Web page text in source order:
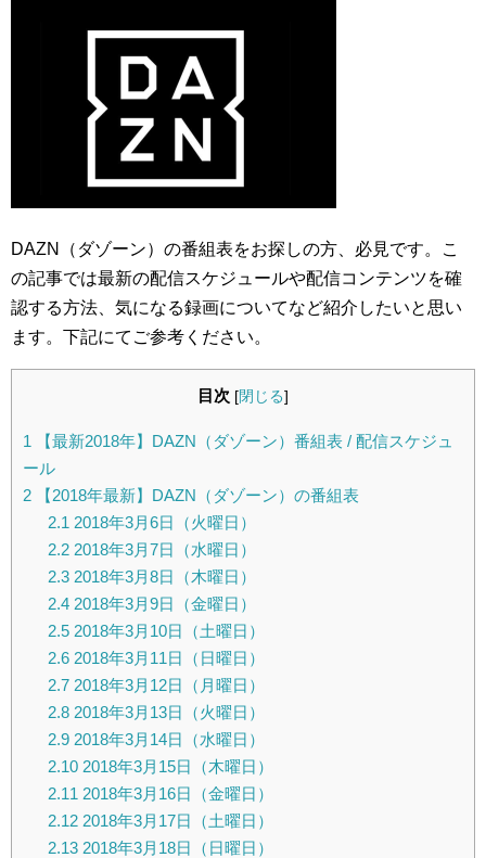
DAZN（ダゾーン）の番組表をお探しの方、必見です。こ
の記事では最新の配信スケジュールや配信コンテンツを確
認する方法、気になる録画についてなど紹介したいと思い
ます。下記にてご参考ください。
目次 [閉じる]
1 【最新2018年】DAZN（ダゾーン）番組表 / 配信スケジュ
ール
2 【2018年最新】DAZN（ダゾーン）の番組表
2.1 2018年3月6日（火曜日）
2.22018年3月7日（水曜日）
2.32018年3月8日（木曜日）
2.42018年3月9日（金曜日）
2.52018年3月10日（土曜日）
2.62018年3月11日（日曜日）
2.72018年3月12日（月曜日）
2.82018年3月13日（火曜日）
2.92018年3月14日（水曜日）
2.102018年3月15日（木曜日）
2.11 2018年3月16日（金曜日）
2.122018年3月17日（土曜日）
2.132018年3月18日（日曜日）